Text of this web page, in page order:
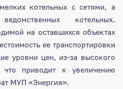
котельных с сетями, а
котельных.
на оставшихся объектах
ее транспортировки
уровни цен, из-за высокого
что приводит к увеличению
МУП «Энергия».